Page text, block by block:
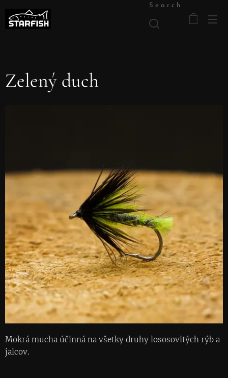
Search
Zelený duch
Mokrá mucha účinná na všetky druhy lososovitých rýb a
jalcov.